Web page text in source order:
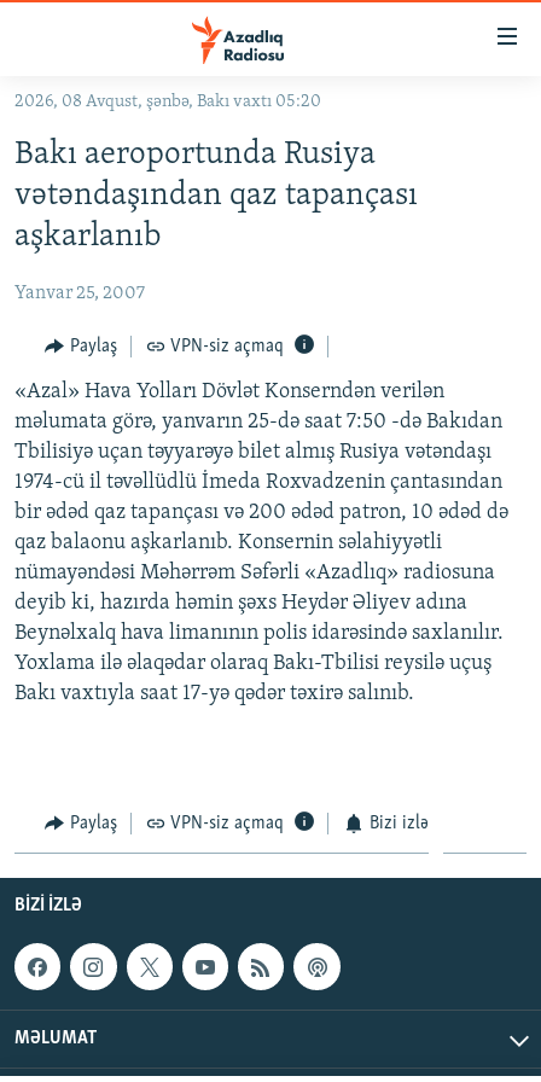
Əsas
qayıt
Əsas
naviqasiyaya
qayıt
KORRUPSIOMETR
#ƏSLINDƏ
FƏRQƏ BAX
QANUNI DOĞRU
ARAŞDIRMA
MULTIMEDIA
VIDEO
FOTOQALEREYA
İNFOQRAFIKA
KARIKATURA
RADIO ARXIV
OXU ZALI
AZƏRBAYCAN ƏDƏBIYYATI KITABXANASI
İSLAM VƏ DEMOKRATIYA
İZ - MƏDƏNIYYƏT PROQRAMI
HAQQIMIZDA
MISSIYAMIZ
PEŞƏ ETIKASI VƏ JURNALISTIKA STANDARTLARIMIZ
MATERIALLARIMIZDAN ISTIFADƏ
AZADLIQRADIOSU MOBIL TELEFONUNUZDA
BIZI IZLƏ
RFE/RL-in bütün saytları
2026, 08 Avqust, şənbə, Bakı vaxtı 05:20
Bakı aeroportunda Rusiya
vətəndaşından qaz tapançası
aşkarlanıb
Yanvar 25, 2007
Paylaş VPN-siz açmaq
«Azal» Hava Yolları Dövlət Konserndən verilən
məlumata görə, yanvarın 25-də saat 7:50 -də Bakıdan
Tbilisiyə uçan təyyarəyə bilet almış Rusiya vətəndaşı
1974-cü il təvəllüdlü İmeda Roxvadzenin çantasından
bir ədəd qaz tapançası və 200 ədəd patron, 10 ədəd də
qaz balaonu aşkarlanıb. Konsernin səlahiyyətli
nümayəndəsi Məhərrəm Səfərli «Azadlıq» radiosuna
deyib ki, hazırda həmin şəxs Heydər Əliyev adına
Beynəlxalq hava limanının polis idarəsində saxlanılır.
Yoxlama ilə əlaqədar olaraq Bakı-Tbilisi reysilə uçuş
Bakı vaxtıyla saat 17-yə qədər təxirə salınıb.
Paylaş VPN-siz açmaq Bizi izlə
BIZI IZLƏ
MƏLUMAT